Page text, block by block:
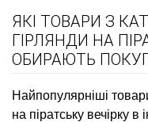
ЯКІ ТОВАРИ З
ГІРЛЯНДИ НА
ОБИРАЮТЬ
Найпопулярніші товари
на піратську вечірку